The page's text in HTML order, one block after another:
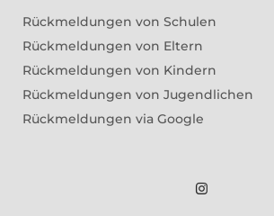
Rückmeldungen von Schulen
Rückmeldungen von Eltern
Rückmeldungen von Kindern
Rückmeldungen von Jugendlichen
Rückmeldungen via Google